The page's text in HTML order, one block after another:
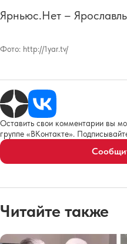
Ярньюс.Нет – Ярославль
Фото: http://1yar.tv/
Оставить свои комментарии вы
группе «ВКонтакте».
Читайте также